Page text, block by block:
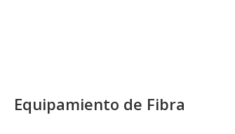
Equipamiento de Fibra